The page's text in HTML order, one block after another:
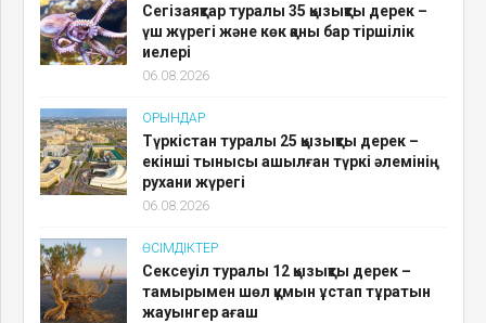
Сегізаяқтар туралы 35 қызықты дерек –
үш жүрегі және көк қаны бар тіршілік
иелері
06.08.2026
ОРЫНДАР
Түркістан туралы 25 қызықты дерек –
екінші тынысы ашылған түркі әлемінің
рухани жүрегі
06.08.2026
ӨСІМДІКТЕР
Сексеуіл туралы 12 қызықты дерек –
тамырымен шөл құмын ұстап тұратын
жауынгер ағаш